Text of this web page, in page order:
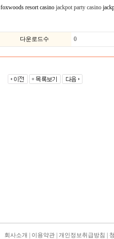
foxwoods resort casino jackpot party casino
다운로드수 0
회사소개 이용약관 개인정보취급방침